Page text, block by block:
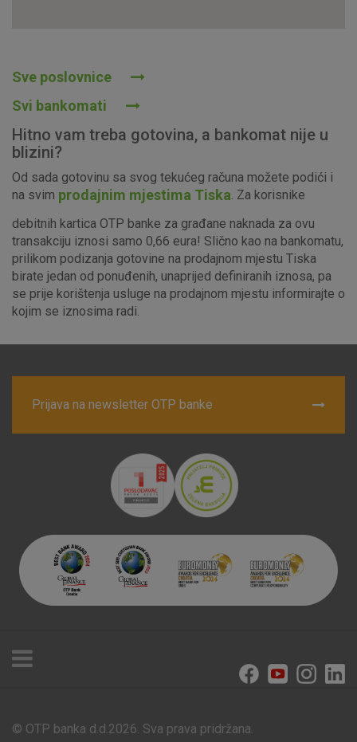
Sve poslovnice
Svi bankomati
Hitno vam treba gotovina, a bankomat nije u
blizini?
Od sada gotovinu sa svog tekućeg računa možete podići i
na svim prodajnim mjestima Tiska . Za korisnike
debitnih kartica OTP banke za građane naknada za ovu
transakciju iznosi samo 0,66 eura! Slično kao na bankomatu,
prilikom podizanja gotovine na prodajnom mjestu Tiska
birate jedan od ponuđenih, unaprijed definiranih iznosa, pa
se prije korištenja usluge na prodajnom mjestu informirajte o
kojim se iznosima radi.
Prijava na newsletter OTP banke
Poslovnice i bankomati
© OTP banka d.d.2026. Sva prava pridržana.
Ovi kolačići nužni su za funkcioniranje internetske stranice i
postavljaju kao odgovor na vaše radnje koje uključuju zahtjev
za uslugama, kao što su postavke kolačića. Svoj preglednik
o njima, ali u tom slučaju neki dijelovi stranice neće raditi. Ti
kolačići ne pohranjuju nikakve informacije koje bi vas mogle
identificirati.
Detaljnije informacije o kolačićima